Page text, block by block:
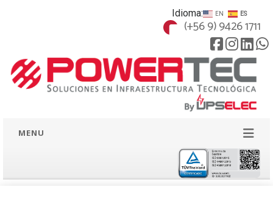
Idioma: EN ES
(+56 9) 9426 1711
MENU